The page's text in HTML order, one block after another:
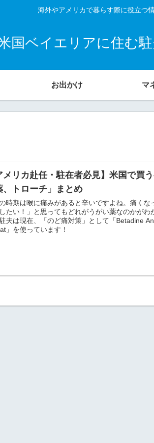
海外やアメリカで暮らす際に役立つ
国ベイエリアに住む
お出かけ マ
メリカ赴任・駐在者必見】米国で買
、トローチ」まとめ
時期は喉に痛みがあると辛いですよね。痛くな
たい！」と思ってもどれがうがい薬なのかがわ
夫は現在、「のど痛対策」として「Betadine
」を使っています！